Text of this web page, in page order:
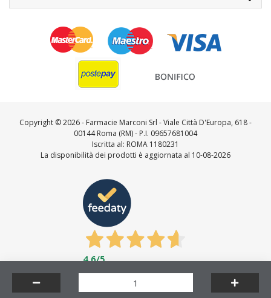
Copyright ©2026 - Farmacie Marconi Srl - Viale Città D'Europa, 618 -
00144 Roma (RM) - P.I. 09657681004
Iscritta al: ROMA 1180231
La disponibilità dei prodotti è aggiornata al 10-08-2026
4,6/5
Feedaty4.7/5-23727feedbacks